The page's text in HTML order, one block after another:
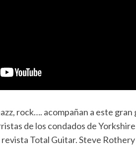
rock…. acompañan a este
de los condados de
Total Guitar. Steve